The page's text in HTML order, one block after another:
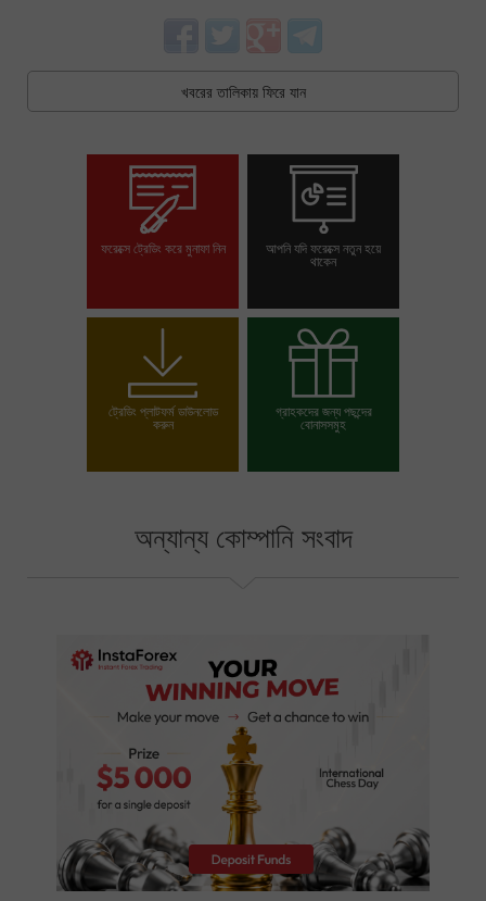
খবরের তালিকায় ফিরে যান
ফরেক্সে ট্রেডিং করে মুনাফা নিন আপনি যদি ফরেক্সে নতুন হয়ে
থাকেন
ডেমো অ্যাকাউন্ট খুলুন
ট্রেডিং প্লাটফর্ম ডাউনলোড
করুন
গ্রাহকদের জন্য পছন্দের
বোনাসসমুহ
অন্যান্য কোম্পানি সংবাদ